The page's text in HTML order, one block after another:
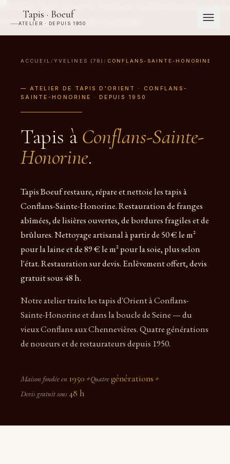
Tapis · Boeuf
ATELIER · DEPUIS 1950
ACCUEIL / YVELINES (78) / CONFLANS-SAINTE-HONORINE
— ATELIER DE TAPIS D'ORIENT · CONFLANS-
SAINTE-HONORINE · DEPUIS 1950
Tapis à Conflans-Sainte-
Honorine.
Tapis Boeuf restaure, répare et nettoie les tapis à
Conflans-Sainte-Honorine. Restauration de franges
abîmées, de lisières ouvertes, de bordures fragiles et de
brûlures. Nettoyage artisanal à partir de 50 € le m²
pour la laine et de 89 € le m² pour la soie, plus selon
l'état. Restauration sur devis. Enlèvement offert, devis
gratuit sous 48 h.
Notre atelier traite les tapis d'Orient à Conflans-
Sainte-Honorine et dans la boucle de Seine — du
vieux Conflans aux Chennevières. Quatre générations
de noueurs et de restaurateurs depuis 1950.
Maison fondée en 1950 ✦Quatre générations ✦
Devis gratuit sous48 h